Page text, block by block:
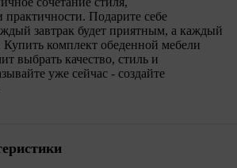
Подарите себе
завтрак будет приятным, а каждый
комплект обеденной мебели
выбрать качество, стиль и
уже сейчас - создайте